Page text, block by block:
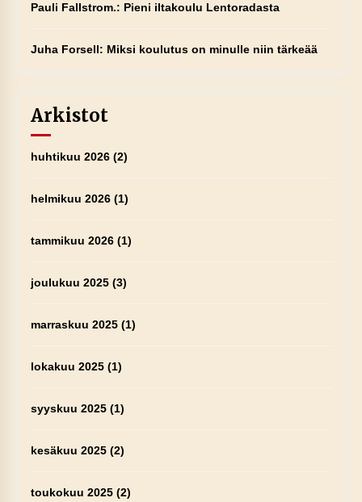
Pauli Fallstrom.: Pieni iltakoulu Lentoradasta
Juha Forsell: Miksi koulutus on minulle niin tärkeää
Arkistot
huhtikuu 2026(2)
helmikuu 2026(1)
tammikuu 2026(1)
joulukuu 2025(3)
marraskuu 2025(1)
lokakuu 2025(1)
syyskuu 2025(1)
kesäkuu 2025(2)
toukokuu 2025(2)